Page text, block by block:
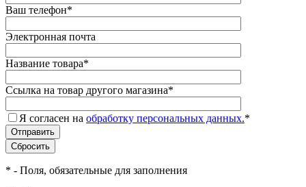
Ваш телефон*
Электронная почта
Название товара*
Ссылка на товар другого магазина*
Я согласен на обработку персональных данных.*
* - Поля, обязательные для заполнения